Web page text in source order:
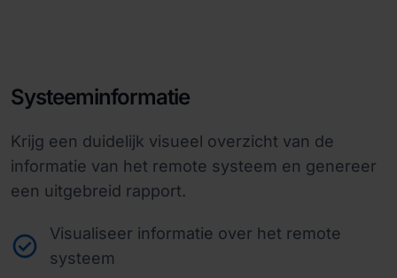
Systeeminformatie
Krijg een duidelijk visueel overzicht van de
informatie van het remote systeem en genereer
een uitgebreid rapport.
Visualiseer informatie over het remote
systeem